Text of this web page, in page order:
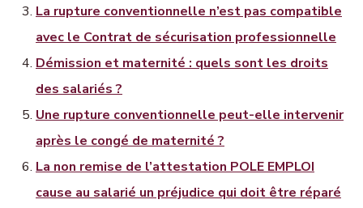
La rupture conventionnelle n’est pas compatible
avec le Contrat de sécurisation professionnelle
Démission et maternité : quels sont les droits
des salariés ?
Une rupture conventionnelle peut-elle intervenir
après le congé de maternité ?
La non remise de l’attestation POLE EMPLOI
cause au salarié un préjudice qui doit être réparé